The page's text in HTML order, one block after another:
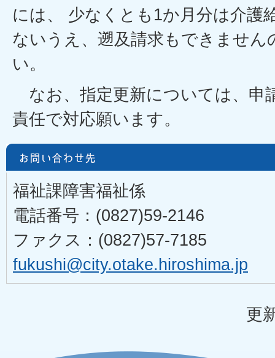
には、 少なくとも1か月分は介護
ないうえ、遡及請求もできません
い。
なお、指定更新については、申
責任で対応願います。
福祉課障害福祉係
電話番号：(0827)59-2146
ファクス：(0827)57-7185
fukushi@city.otake.hiroshima.jp
更